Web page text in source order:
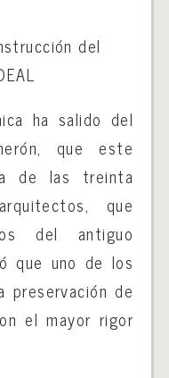
del
ha salido del
que este
de las treinta
que
del antiguo
que uno de los
preservación de
el mayor rigor